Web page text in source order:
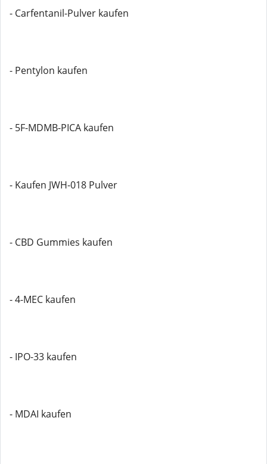
- Carfentanil-Pulver kaufen
- Pentylon kaufen
- 5F-MDMB-PICA kaufen
- Kaufen JWH-018 Pulver
- CBD Gummies kaufen
- 4-MEC kaufen
- IPO-33 kaufen
- MDAI kaufen